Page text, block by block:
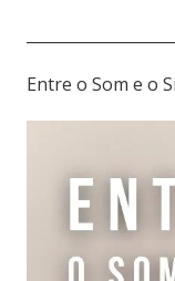
Entre o Som e o